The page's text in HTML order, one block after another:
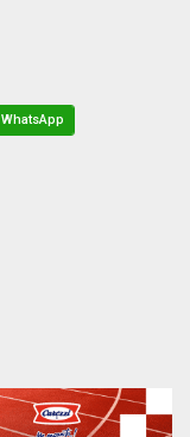
WhatsApp